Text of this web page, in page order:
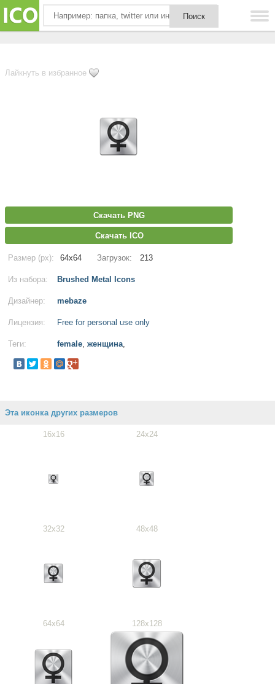
Лайкнуть в избранное
Скачать PNG
Скачать ICO
Размер (px): 64x64 Загрузок: 213
Из набора: Brushed Metal Icons
Дизайнер: mebaze
Лицензия: Free for personal use only
Теги: female, женщина,
Эта иконка других размеров
16x16 24x24
32x32 48x48
64x64 128x128